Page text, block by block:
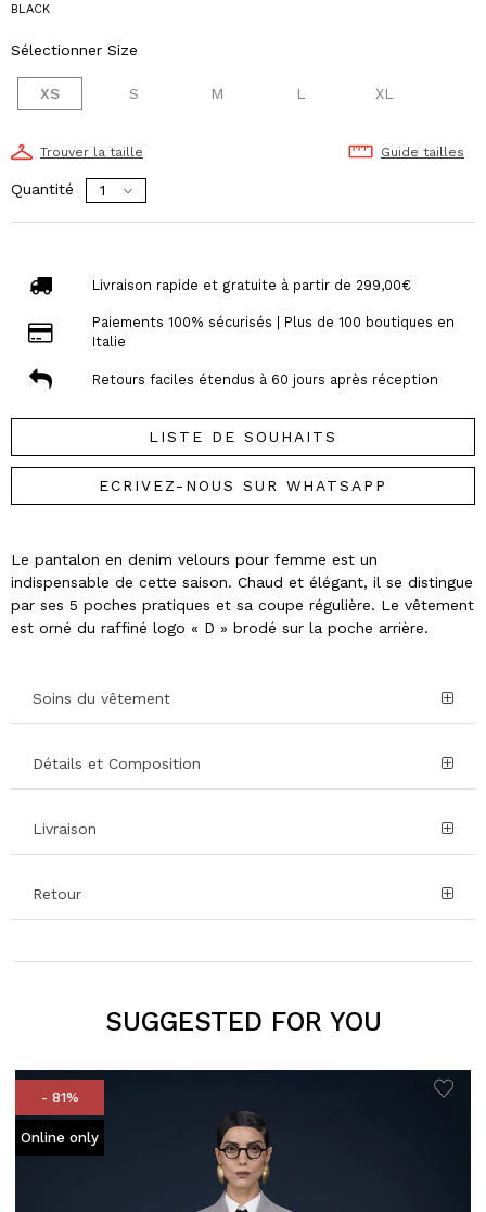
BLACK
Sélectionner Size
XS S M L XL
Trouver la taille Guide tailles
Quantité
Livraison rapide et gratuite à partir de 299,00€
Paiements 100% sécurisés | Plus de 100 boutiques en
Italie
Retours faciles étendus à 60 jours après réception
LISTE DE SOUHAITS
ECRIVEZ-NOUS SUR WHATSAPP
Le pantalon en denim velours pour femme est un
indispensable de cette saison. Chaud et élégant, il se distingue
par ses 5 poches pratiques et sa coupe régulière. Le vêtement
est orné du raffiné logo « D » brodé sur la poche arrière.
Soins du vêtement
Détails et Composition
Livraison
Retour
SUGGESTED FOR YOU
- 81%
Online only